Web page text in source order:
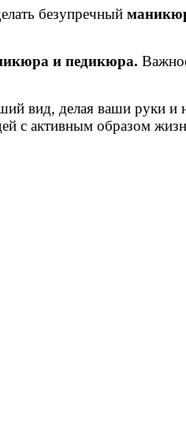
безупречный
и педикюра.
вид, делая ваши руки и
с активным образом